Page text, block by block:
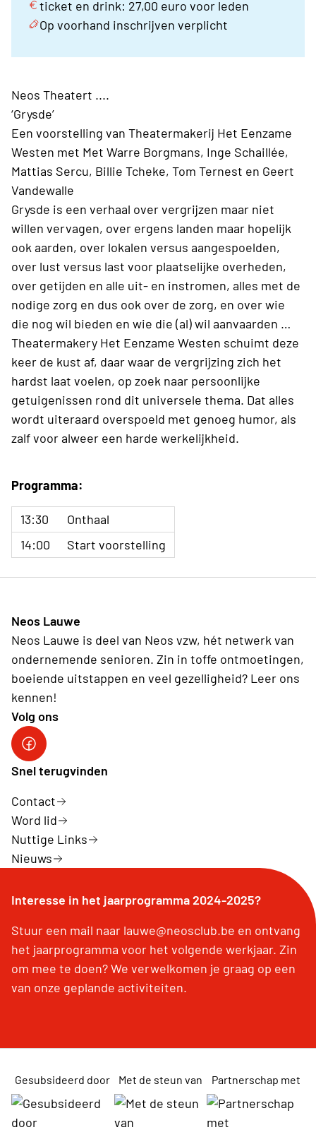
ticket en drink: 27,00 euro voor leden
Op voorhand inschrijven verplicht
Neos Theatert ....
‘Grysde’
Een voorstelling van Theatermakerij Het Eenzame
Westen met Met Warre Borgmans, Inge Schaillée,
Mattias Sercu, Billie Tcheke, Tom Ternest en Geert
Vandewalle
Grysde is een verhaal over vergrijzen maar niet
willen vervagen, over ergens landen maar hopelijk
ook aarden, over lokalen versus aangespoelden,
over lust versus last voor plaatselijke overheden,
over getijden en alle uit- en instromen, alles met de
nodige zorg en dus ook over de zorg, en over wie
die nog wil bieden en wie die (al) wil aanvaarden …
Theatermakery Het Eenzame Westen schuimt deze
keer de kust af, daar waar de vergrijzing zich het
hardst laat voelen, op zoek naar persoonlijke
getuigenissen rond dit universele thema. Dat alles
wordt uiteraard overspoeld met genoeg humor, als
zalf voor alweer een harde werkelijkheid.
Programma:
13:30
Onthaal
14:00
Start voorstelling
Neos Lauwe
Neos Lauwe is deel van Neos vzw, hét netwerk van
ondernemende senioren. Zin in toffe ontmoetingen,
boeiende uitstappen en veel gezelligheid? Leer ons
kennen!
Volg ons
Facebook Neos Lauwe
Snel terugvinden
Contact
Word lid
Nuttige Links
Nieuws
Interesse in het jaarprogramma 2024-2025?
Stuur een mail naar lauwe@neosclub.be en ontvang
het jaarprogramma voor het volgende werkjaar. Zin
om mee te doen? We verwelkomen je graag op een
van onze geplande activiteiten.
Gesubsideerd door Met de steun van Partnerschap met